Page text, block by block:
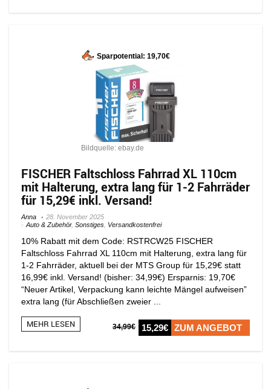
Sparpotential: 19,70€
Bildquelle: ebay.de
FISCHER Faltschloss Fahrrad XL 110cm
mit Halterung, extra lang für 1-2 Fahrräder
für 15,29€ inkl. Versand!
Anna
28. November 2025
Auto & Zubehör, Sonstiges Versandkostenfrei
10% Rabatt mit dem Code: RSTRCW25 FISCHER
Faltschloss Fahrrad XL 110cm mit Halterung, extra lang für
1-2 Fahrräder, aktuell bei der MTS Group für 15,29€ statt
16,99€ inkl. Versand! (bisher: 34,99€) Ersparnis: 19,70€
“Neuer Artikel, Verpackung kann leichte Mängel aufweisen”
extra lang (für Abschließen zweier ...
MEHR LESEN 34,99€ 15,29€ ZUM ANGEBOT